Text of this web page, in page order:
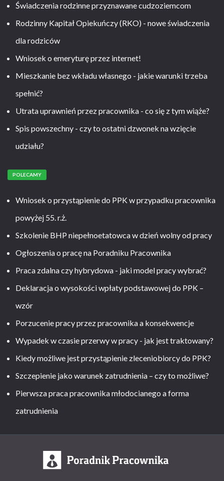
Świadczenia rodzinne przyznawane cudzoziemcom
Rodzinny Kapitał Opiekuńczy (RKO) - nowe świadczenia
dla rodziców
Wniosek o emeryturę przez internet!
Mieszkanie bez wkładu własnego - jakie warunki trzeba
spełnić?
Utrata uprawnień przez pracownika - co się z tym wiąże?
Spis powszechny - czy to ostatni dzwonek na wzięcie
udziału?
POLECAMY
Wniosek o przystąpienie do PPK w przypadku pracownika
powyżej 55. r.ż.
Szkolenie BHP niepełnoetatowca w dzień wolny od pracy
Ogłoszenia o pracę na Poradniku Pracownika
Praca zdalna czy hybrydowa - jaki model pracy wybrać?
Deklaracja o wysokości wpłaty podstawowej do PPK –
wzór
Porzucenie pracy przez pracownika a konsekwencje
Wypadek w czasie przerwy w pracy - jak jest traktowany?
Kiedy możliwe jest przystąpienie zleceniobiorcy do PPK?
Szczepienie jako warunek zatrudnienia – czy to możliwe?
Pierwsza praca pracownika młodocianego a forma
zatrudnienia